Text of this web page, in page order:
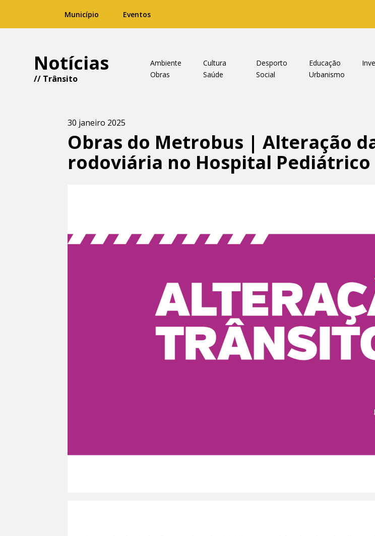
Município Eventos
Notícias
// Trânsito
Ambiente Cultura Desporto Educação
Obras
Saúde Social Urbanismo
30 janeiro 2025
Obras do Metrobus | Alteração
rodoviária no Hospital Pediátrico